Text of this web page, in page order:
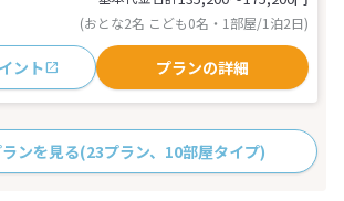
(おとな2名 こども0名・1部屋/1泊2日)
ント プランの詳細
ンを見る(23プラン、10部屋タイプ)